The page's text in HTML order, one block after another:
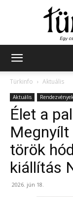
Türkinfo
Aktuális
Aktuális Rendezvények
Élet a
Megnyílt
török
kiállítás
2026. jún 18.